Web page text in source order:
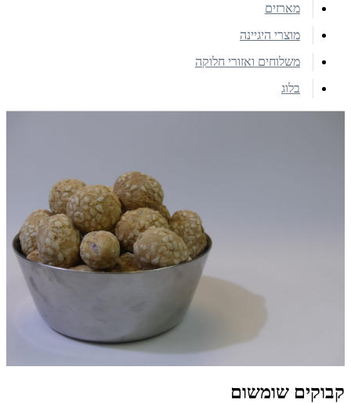
מארזים
מוצרי היגיינה
משלוחים ואזורי חלוקה
בלוג
קבוקים שומשום